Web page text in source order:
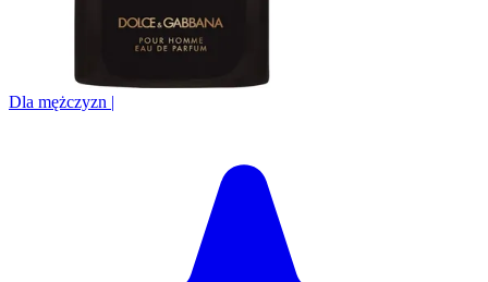
Dla mężczyzn |